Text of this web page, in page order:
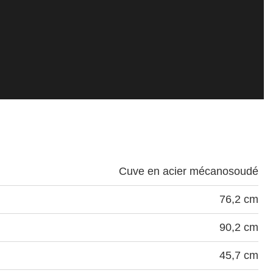
Cuve en acier mécanosoudé
76,2 cm
90,2 cm
45,7 cm